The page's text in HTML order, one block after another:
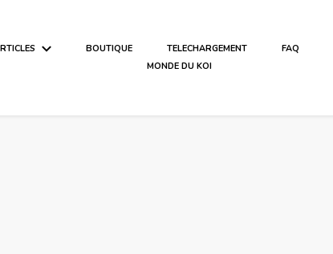
BOUTIQUE TELECHARGEMENT FAQ
MONDE DU KOI